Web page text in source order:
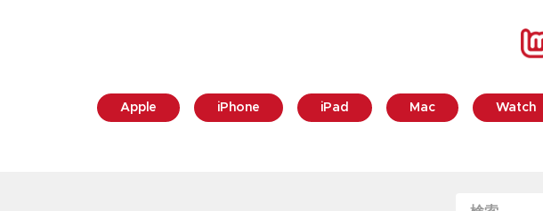
Apple iPhone iPad Mac Watch